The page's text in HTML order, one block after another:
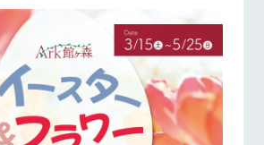
ワー
デン
美しい
中、
り変わ
味わ
動物とふ
れあう
触れて、感じ
て、学ぶ。館ヶ
森の雄大な自然
なかで動物とふ
れあう
ビティ／
体験
ツリーハウスや
各種体験教室な
ど、楽しみなが
ら学べる様々な
アクティビティ
今日の牧場 牧場の楽しみ方